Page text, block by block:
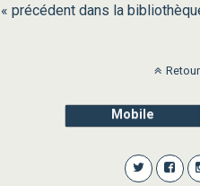
« précédent dans la
Mobile